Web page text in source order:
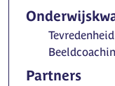
Tevredenheid
Partners